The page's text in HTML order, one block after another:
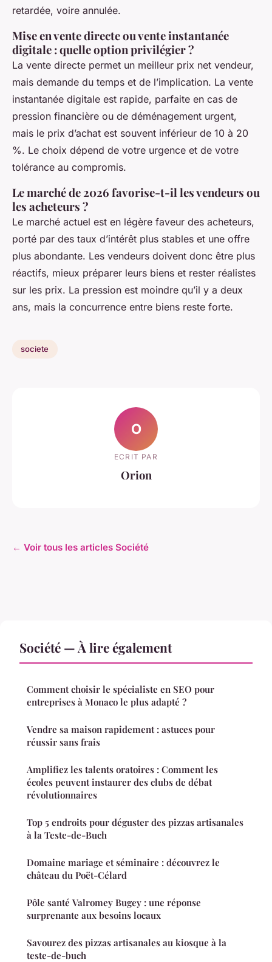
retardée, voire annulée.
Mise en vente directe ou vente instantanée
digitale : quelle option privilégier ?
La vente directe permet un meilleur prix net vendeur,
mais demande du temps et de l’implication. La vente
instantanée digitale est rapide, parfaite en cas de
pression financière ou de déménagement urgent,
mais le prix d’achat est souvent inférieur de 10 à 20
%. Le choix dépend de votre urgence et de votre
tolérance au compromis.
Le marché de 2026 favorise-t-il les vendeurs ou
les acheteurs ?
Le marché actuel est en légère faveur des acheteurs,
porté par des taux d’intérêt plus stables et une offre
plus abondante. Les vendeurs doivent donc être plus
réactifs, mieux préparer leurs biens et rester réalistes
sur les prix. La pression est moindre qu’il y a deux
ans, mais la concurrence entre biens reste forte.
societe
O
ECRIT PAR
Orion
← Voir tous les articles Société
Société — À lire également
Comment choisir le spécialiste en SEO pour
entreprises à Monaco le plus adapté ?
Vendre sa maison rapidement : astuces pour
réussir sans frais
Amplifiez les talents oratoires : Comment les
écoles peuvent instaurer des clubs de débat
révolutionnaires
Top 5 endroits pour déguster des pizzas artisanales
à la Teste-de-Buch
Domaine mariage et séminaire : découvrez le
château du Poët-Célard
Pôle santé Valromey Bugey : une réponse
surprenante aux besoins locaux
Savourez des pizzas artisanales au kiosque à la
teste-de-buch